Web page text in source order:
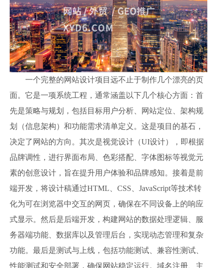
一个完整的网站设计项目远不止于制作几个漂亮的页
面。它是一项系统工程，通常涵盖以下几个核心方面：首
先是策略与规划，包括目标用户分析、网站定位、架构规
划（信息架构）和功能需求清单定义。这是项目的基石，
决定了网站的方向。其次是视觉设计（UI设计），即根据
品牌调性，进行界面布局、色彩搭配、字体图标等视觉元
素的创意设计，旨在提升用户体验和品牌感知。接着是前
端开发，将设计稿通过HTML、CSS、JavaScript等技术转
化为可在浏览器中交互的网页，确保在不同设备上的响应
式显示。然后是后端开发，构建网站的数据处理逻辑、服
务器端功能、数据库以及管理后台，实现动态管理和复杂
功能。最后是测试与上线，包括功能测试、兼容性测试、
性能测试和安全部署，确保网站稳定运行。域名注册、主